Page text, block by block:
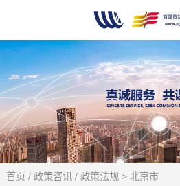
首页 / 政策咨讯 / 政策法规> 北京市